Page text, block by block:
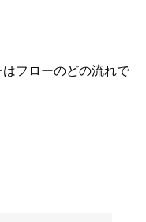
フローのどの流れで